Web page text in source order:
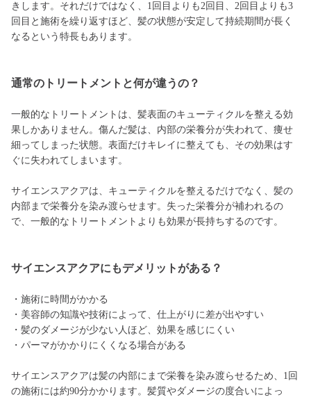
きします。それだけではなく、1回目よりも2回目、2回目よりも3
回目と施術を繰り返すほど、髪の状態が安定して持続期間が長く
なるという特長もあります。
通常のトリートメントと何が違うの？
一般的なトリートメントは、髪表面のキューティクルを整える効
果しかありません。傷んだ髪は、内部の栄養分が失われて、痩せ
細ってしまった状態。表面だけキレイに整えても、その効果はす
ぐに失われてしまいます。
サイエンスアクアは、キューティクルを整えるだけでなく、髪の
内部まで栄養分を染み渡らせます。失った栄養分が補われるの
で、一般的なトリートメントよりも効果が長持ちするのです。
サイエンスアクアにもデメリットがある？
・施術に時間がかかる
・美容師の知識や技術によって、仕上がりに差が出やすい
・髪のダメージが少ない人ほど、効果を感じにくい
・パーマがかかりにくくなる場合がある
サイエンスアクアは髪の内部にまで栄養を染み渡らせるため、1回
の施術には約90分かかります。髪質やダメージの度合いによっ